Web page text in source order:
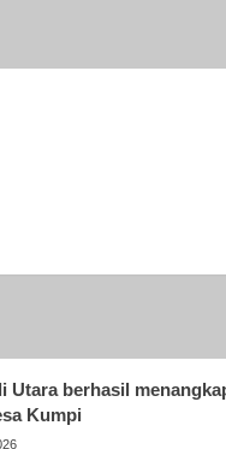
Utara berhasil
Kumpi